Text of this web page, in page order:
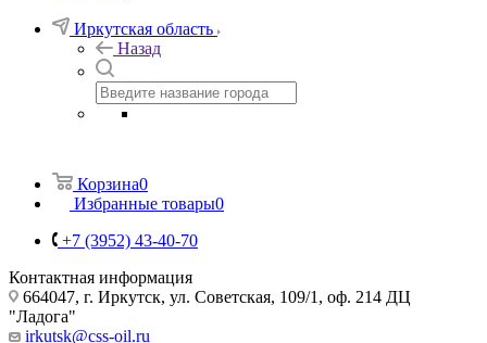
Иркутская область
Назад
Корзина0
Избранные товары0
+7 (3952) 43-40-70
Контактная информация
664047, г. Иркутск, ул. Советская, 109/1, оф. 214 ДЦ
"Ладога"
irkutsk@css-oil.ru